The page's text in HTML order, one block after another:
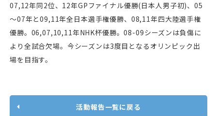
07,12年同2位、12年GPファイナル優勝(日本人男子初)、05
～07年と09,11年全日本選手権優勝、08,11年四大陸選手権
優勝。06,07,10,11年NHK杯優勝。08-09シーズンは負傷に
より全試合欠場。今シーズンは3度目となるオリンピック出
場を目指す。
活動報告一覧に戻る